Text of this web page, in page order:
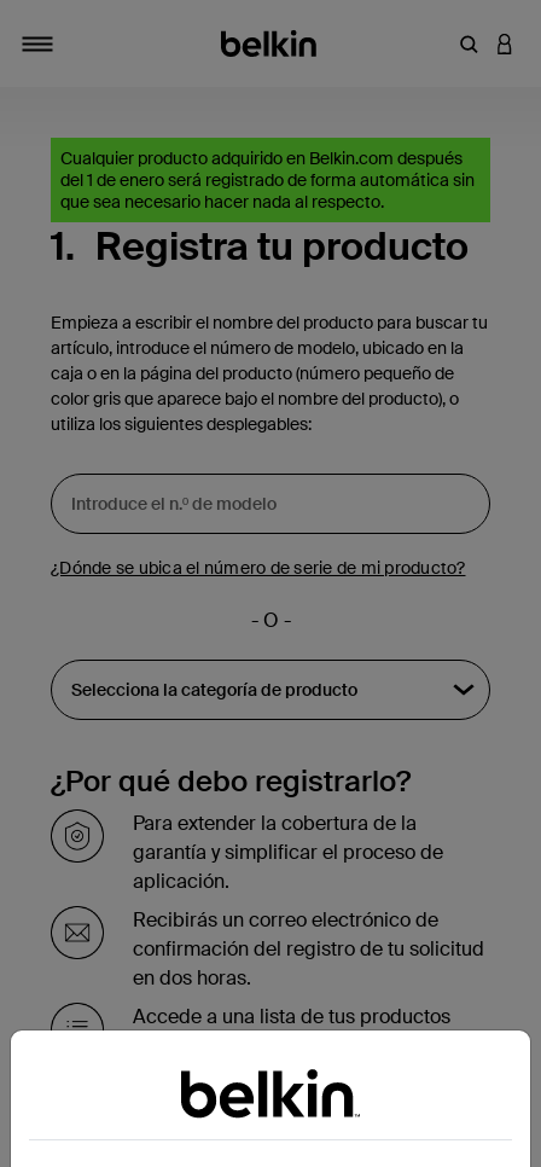
Cualquier producto adquirido en Belkin.com después
del 1 de enero será registrado de forma automática sin
que sea necesario hacer nada al respecto.
1. Registra tu producto
Empieza a escribir el nombre del producto para buscar tu
artículo, introduce el número de modelo, ubicado en la
caja o en la página del producto (número pequeño de
color gris que aparece bajo el nombre del producto), o
utiliza los siguientes desplegables:
¿Dónde se ubica el número de serie de mi producto?
- O -
¿Por qué debo registrarlo?
Para extender la cobertura de la
garantía y simplificar el proceso de
aplicación.
Recibirás un correo electrónico de
confirmación del registro de tu solicitud
en dos horas.
Accede a una lista de tus productos
página de tu cuenta.